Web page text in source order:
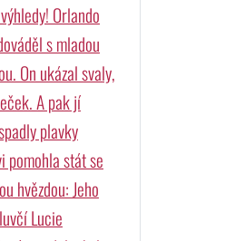
Orlando
s mladou
On ukázal svaly,
A pak jí
plavky
pomohla stát se
hvězdou: Jeho
Lucie